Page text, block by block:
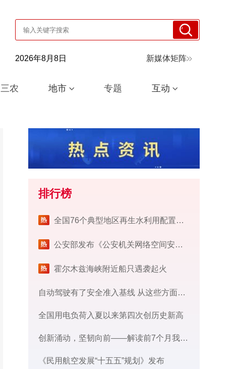
2026年8月8日 新媒体矩阵
三农 地市 专题 互动
排行榜
​全国76个典型地区再生水利用配置试点工作完成
公安部发布《公安机关网络空间安全监督检查办法》
霍尔木兹海峡附近船只遇袭起火
自动驾驶有了安全准入基线 从这些方面读懂新国标
全国用电负荷入夏以来第四次创历史新高
创新涌动，坚韧向前——解读前7个月我国外贸成绩单
《民用航空发展“十五五”规划》发布